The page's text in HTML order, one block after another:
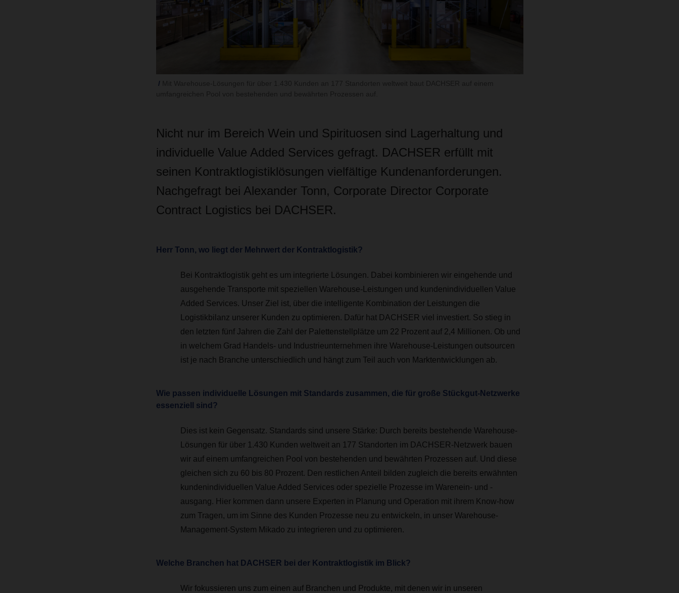
Nicht nur im Bereich Wein und Spirituosen sind Lagerhaltung und
individuelle Value Added Services gefragt. DACHSER erfüllt mit
seinen Kontraktlogistiklösungen vielfältige Kundenanforderungen.
Nachgefragt bei Alexander Tonn, Corporate Director Corporate
Contract Logistics bei DACHSER.
Herr Tonn, wo liegt der Mehrwert der Kontraktlogistik?
Bei Kontraktlogistik geht es um integrierte Lösungen. Dabei kombinieren wir eingehende und
ausgehende Transporte mit speziellen Warehouse-Leistungen und kundenindividuellen Value
Added Services. Unser Ziel ist, über die intelligente Kombination der Leistungen die
Logistikbilanz unserer Kunden zu optimieren. Dafür hat DACHSER viel investiert. So stieg in
den letzten fünf Jahren die Zahl der Palettenstellplätze um 22 Prozent auf 2,4 Millionen. Ob und
in welchem Grad Handels- und Industrieunternehmen ihre Warehouse-Leistungen outsourcen
ist je nach Branche unterschiedlich und hängt zum Teil auch von Marktentwicklungen ab.
Wie passen individuelle Lösungen mit Standards zusammen, die für große Stückgut-Netzwerke
essenziell sind?
Dies ist kein Gegensatz. Standards sind unsere Stärke: Durch bereits bestehende Warehouse-
Lösungen für über 1.430 Kunden weltweit an 177 Standorten im DACHSER-Netzwerk bauen
wir auf einem umfangreichen Pool von bestehenden und bewährten Prozessen auf. Und diese
gleichen sich zu 60 bis 80 Prozent. Den restlichen Anteil bilden zugleich die bereits erwähnten
kundenindividuellen Value Added Services oder spezielle Prozesse im Warenein- und -
ausgang. Hier kommen dann unsere Experten in Planung und Operation mit ihrem Know-how
zum Tragen, um im Sinne des Kunden Prozesse neu zu entwickeln, in unser Warehouse-
Management-System Mikado zu integrieren und zu optimieren.
Welche Branchen hat DACHSER bei der Kontraktlogistik im Blick?
Wir fokussieren uns zum einen auf Branchen und Produkte, mit denen wir in unseren